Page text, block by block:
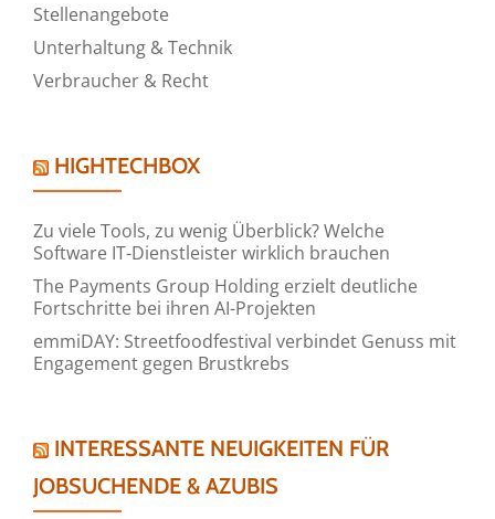
Stellenangebote
Unterhaltung & Technik
Verbraucher & Recht
HIGHTECHBOX
Zu viele Tools, zu wenig Überblick? Welche
Software IT-Dienstleister wirklich brauchen
The Payments Group Holding erzielt deutliche
Fortschritte bei ihren AI-Projekten
emmiDAY: Streetfoodfestival verbindet Genuss mit
Engagement gegen Brustkrebs
INTERESSANTE NEUIGKEITEN FÜR
JOBSUCHENDE & AZUBIS